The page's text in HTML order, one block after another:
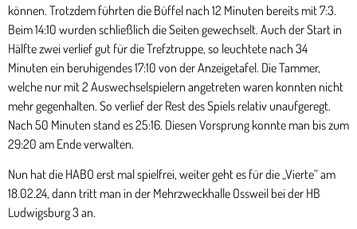
können. Trotzdem führten die Büffel nach 12 Minuten bereits mit 7:3.
Beim 14:10 wurden schließlich die Seiten gewechselt. Auch der Start in
Hälfte zwei verlief gut für die Trefztruppe, so leuchtete nach 34
Minuten ein beruhigendes 17:10 von der Anzeigetafel. Die Tammer,
welche nur mit 2 Auswechselspielern angetreten waren konnten nicht
mehr gegenhalten. So verlief der Rest des Spiels relativ unaufgeregt.
Nach 50 Minuten stand es 25:16. Diesen Vorsprung konnte man bis zum
29:20 am Ende verwalten.
Nun hat die HABO erst mal spielfrei, weiter geht es für die „Vierte“ am
18.02.24, dann tritt man in der Mehrzweckhalle Ossweil bei der HB
Ludwigsburg 3 an.